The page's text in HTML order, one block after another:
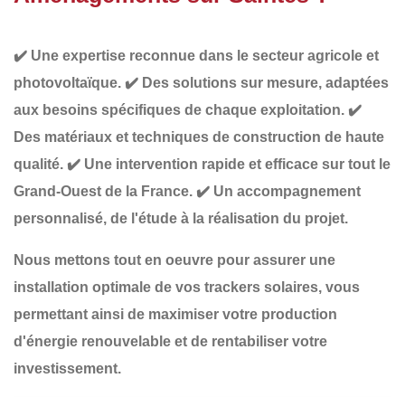
✔️ Une expertise reconnue dans le secteur agricole et
photovoltaïque. ✔️ Des solutions sur mesure, adaptées
aux besoins spécifiques de chaque exploitation. ✔️
Des matériaux et techniques de construction de haute
qualité. ✔️ Une intervention rapide et efficace sur tout le
Grand-Ouest de la France. ✔️ Un accompagnement
personnalisé, de l'étude à la réalisation du projet.
Nous mettons tout en oeuvre pour assurer une
installation optimale de vos trackers solaires, vous
permettant ainsi de maximiser votre production
d'énergie renouvelable et de rentabiliser votre
investissement.